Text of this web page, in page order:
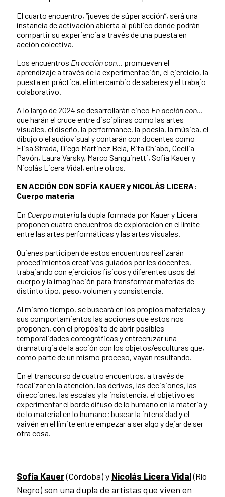
El cuarto encuentro, “jueves de súper acción”, será una
instancia de activación abierta al público donde podrán
compartir su experiencia a través de una puesta en
acción colectiva.
Los encuentros En acción con…
promueven el
aprendizaje a través de la experimentación, el ejercicio, la
puesta en práctica, el intercambio de saberes y el trabajo
colaborativo.
A lo largo de 2024 se desarrollarán cinco En acción con…
que harán el cruce entre disciplinas como las artes
visuales, el diseño, la performance, la poesía, la música, el
dibujo o el audiovisual y contarán con docentes como
Elisa Strada, Diego Martinez Bela, Rita Chiabo, Cecilia
Pavón, Laura Varsky, Marco Sanguinetti, Sofía Kauer y
Nicolás Licera Vidal, entre otros.
EN ACCIÓN CON SOFÍA KAUERy NICOLÁS LICERA:
Cuerpo materia
En Cuerpo materiala dupla formada por Kauer y Licera
proponen cuatro encuentros de exploración en el límite
entre las artes performáticas y las artes visuales.
Quienes participen de estos encuentros realizarán
procedimientos creativos guiados por les docentes,
trabajando con ejercicios físicos y diferentes usos del
cuerpo y la imaginación para transformar materias de
distinto tipo, peso, volumen y consistencia.
Al mismo tiempo, se buscará en los propios materiales y
sus comportamientos las acciones que estos nos
proponen, con el propósito de abrir posibles
temporalidades coreográficas y entrecruzar una
dramaturgia de la acción con los objetos/esculturas que,
como parte de un mismo proceso, vayan resultando.
En el transcurso de cuatro encuentros, a través de
focalizar en la atención, las derivas, las decisiones, las
direcciones, las escalas y la insistencia, el objetivo es
experimentar el borde difuso de lo humano en la materia y
de lo material en lo humano; buscar la intensidad y el
vaivén en el límite entre empezar a ser algo y dejar de ser
otra cosa.
Sofía Kauer(Córdoba) y Nicolás Licera Vidal(Río
Negro) son una dupla de artistas que viven en